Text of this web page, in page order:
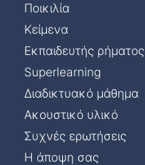
Ποικιλία
Κείμενα
Εκπαιδευτής ρήματος
Superlearning
Διαδικτυακό μάθημα
Ακουστικό υλικό
Συχνές ερωτήσεις
Η άποψη σας